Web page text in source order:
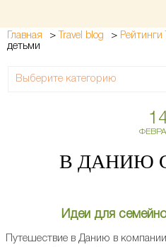
Главная > Travel blog > Рейтинги
детьми
Выберите категорию
В ДАНИЮ
Идеи для
Путешествие в Данию в